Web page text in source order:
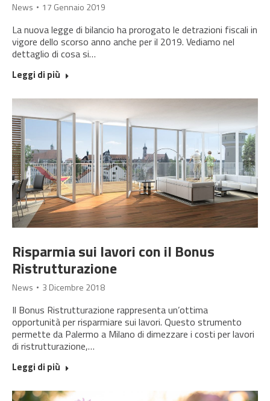
News 17 Gennaio 2019
La nuova legge di bilancio ha prorogato le detrazioni fiscali in
vigore dello scorso anno anche per il 2019. Vediamo nel
dettaglio di cosa si…
Leggi di più
Risparmia sui lavori con il Bonus
Ristrutturazione
News 3 Dicembre 2018
Il Bonus Ristrutturazione rappresenta un’ottima
opportunità per risparmiare sui lavori. Questo strumento
permette da Palermo a Milano di dimezzare i costi per lavori
di ristrutturazione,…
Leggi di più